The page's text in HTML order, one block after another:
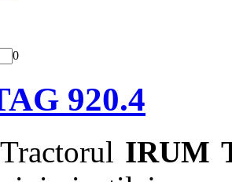
0
920.4
IRUM